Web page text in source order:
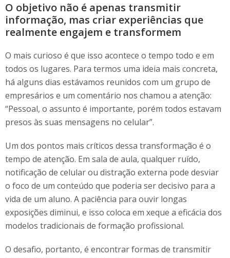
O objetivo não é apenas transmitir
informação, mas criar experiências que
realmente engajem e transformem
O mais curioso é que isso acontece o tempo todo e em
todos os lugares. Para termos uma ideia mais concreta,
há alguns dias estávamos reunidos com um grupo de
empresários e um comentário nos chamou a atenção:
“Pessoal, o assunto é importante, porém todos estavam
presos às suas mensagens no celular”.
Um dos pontos mais críticos dessa transformação é o
tempo de atenção. Em sala de aula, qualquer ruído,
notificação de celular ou distração externa pode desviar
o foco de um conteúdo que poderia ser decisivo para a
vida de um aluno. A paciência para ouvir longas
exposições diminui, e isso coloca em xeque a eficácia dos
modelos tradicionais de formação profissional.
O desafio, portanto, é encontrar formas de transmitir